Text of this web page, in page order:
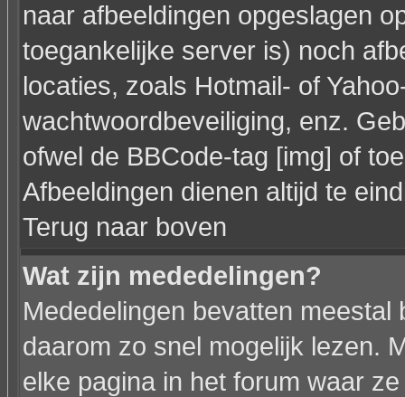
naar afbeeldingen opgeslagen
toegankelijke server is) noch
locaties, zoals Hotmail- of
wachtwoordbeveiliging, enz.
ofwel de BBCode-tag [img] of
Afbeeldingen dienen altijd te
Terug naar boven
Wat zijn mededelingen?
Mededelingen bevatten
daarom zo snel mogelijk lezen.
elke pagina in het forum waar